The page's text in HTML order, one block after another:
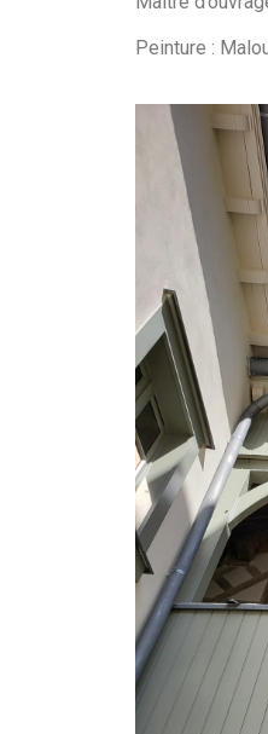
Peinture :